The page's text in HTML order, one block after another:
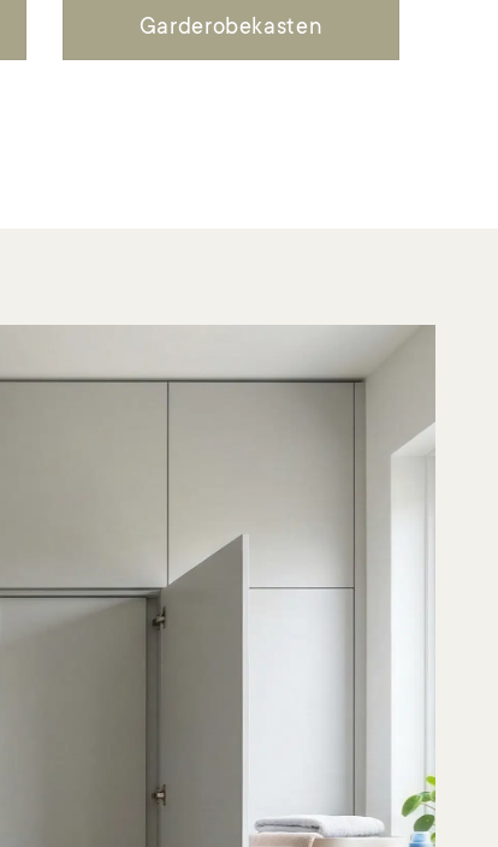
Garderobekasten
Kledingkasten